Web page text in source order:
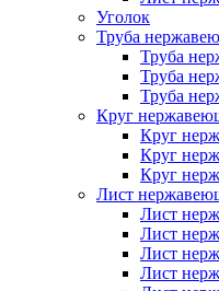
Уголок
Труба
Труба
Труба
Труба
Круг
Круг
Круг
Круг
Лист
Лист
Лист
Лист
Лист